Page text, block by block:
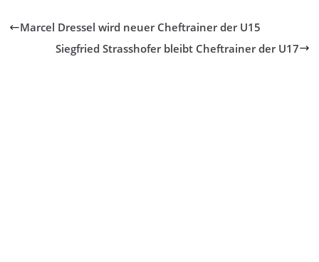
Marcel Dressel wird neuer Cheftrainer der U15
Siegfried Strasshofer bleibt Cheftrainer der U17